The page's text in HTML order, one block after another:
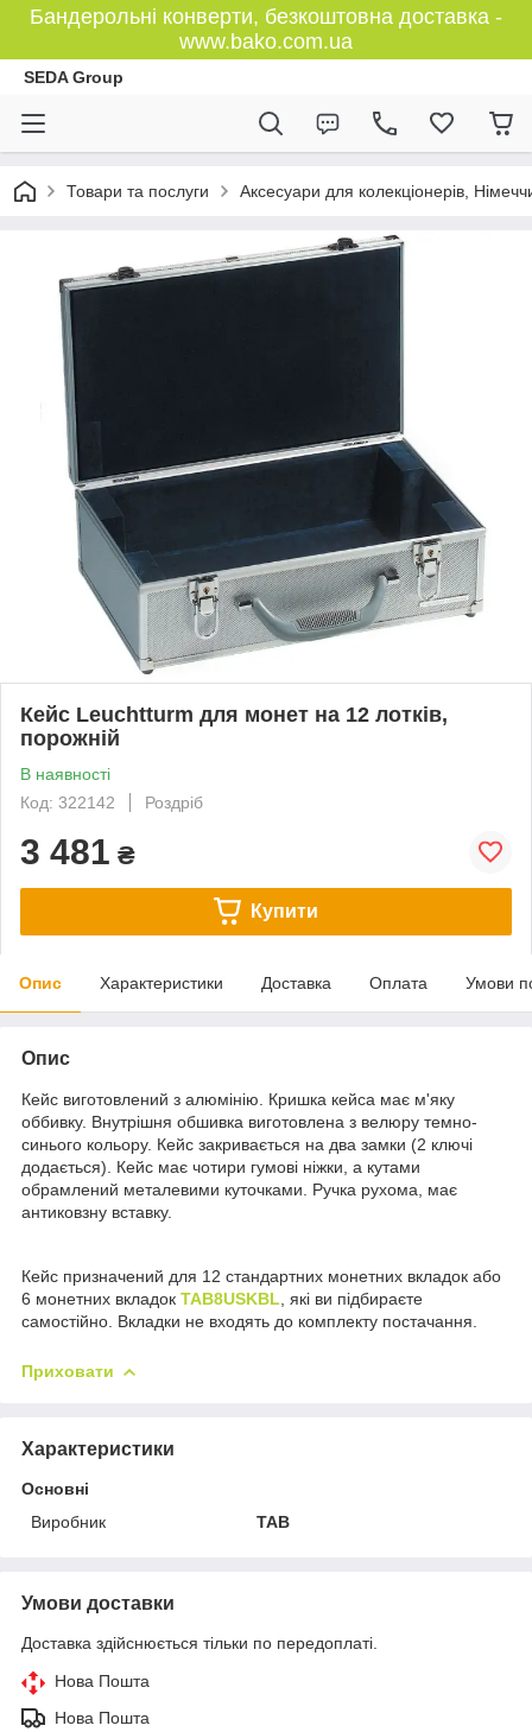
Бандерольні конверти, безкоштовна доставка -
www.bako.com.ua
SEDA Group
Товари та послуги Аксесуари для колекціонерів,
Кейс Leuchtturm для монет на 12 лотків,
порожній
В наявності
Код: 322142
Роздріб
3 481 ₴
Купити
Опис Характеристики Доставка Оплата Умови
Опис
Кейс виготовлений з алюмінію. Кришка кейса має м'яку
оббивку. Внутрішня обшивка виготовлена з велюру темно-
синього кольору. Кейс закривається на два замки (2 ключі
додається). Кейс має чотири гумові ніжки, а кутами
обрамлений металевими куточками. Ручка рухома, має
антиковзну вставку.
Кейс призначений для 12 стандартних монетних вкладок або
6 монетних вкладок TAB8USKBL , які ви підбираєте
самостійно. Вкладки не входять до комплекту постачання.
Приховати
Характеристики
Основні
Виробник
TAB
Умови доставки
Доставка здійснюється тільки по передоплаті.
Нова Пошта
Нова Пошта